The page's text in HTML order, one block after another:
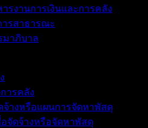
รงานการเงินและการคลัง
ารสาธารณะ
มาภิบาล
ารคลัง
จ้างหรือแผนการจัดหาพัสดุ
จัดจ้างหรือจัดหาพัสดุ